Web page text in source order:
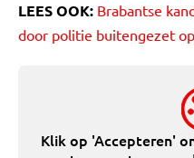
LEES OOK: Brabantse
door politie buitengezet
Klik op 'Accepteren'